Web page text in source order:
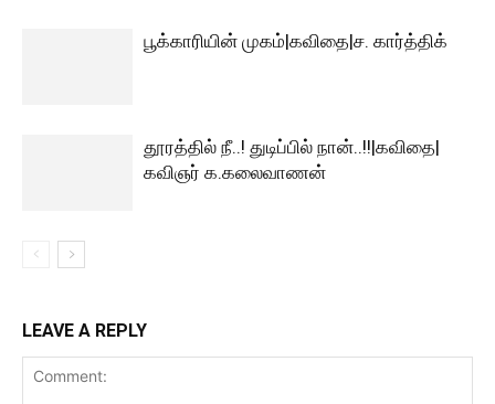
பூக்காரியின் முகம்|கவிதை|ச. கார்த்திக்
தூரத்தில் நீ..! துடிப்பில் நான்..!!|கவிதை|
கவிஞர் க.கலைவாணன்
LEAVE A REPLY